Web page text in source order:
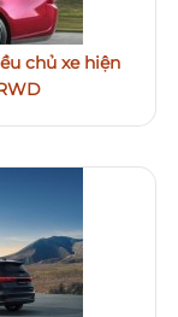
chủ xe hiện